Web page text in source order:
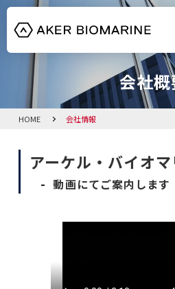
会社
HOME
クリルオイル
藻由来DHAオイル
会社概要
資料ダウンロード
HOME 会社情報
アーケル・バイオ
-動画にてご案内します